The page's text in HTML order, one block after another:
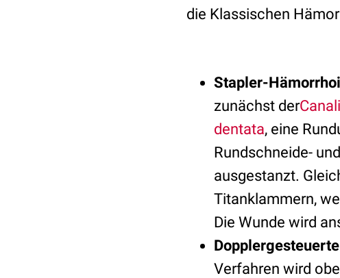
die Klassischen
Stapler-
zunächst der
dentata, eine
Rundschneide-
ausgestanzt.
Titanklammern,
Die Wunde wird
Verfahren wird